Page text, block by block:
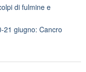
di fulmine e
21 giugno: Cancro